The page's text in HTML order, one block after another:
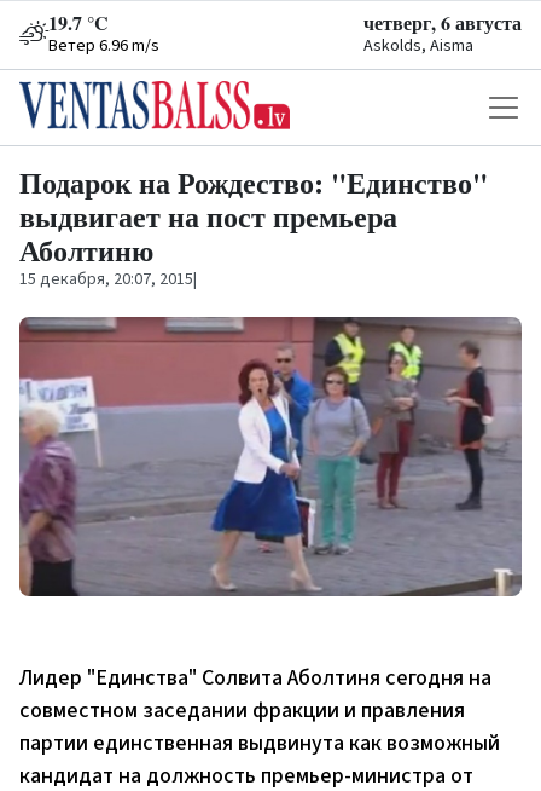
19.7 °C
Ветер 6.96 m/s
четверг, 6 августа
Askolds, Aisma
Подарок на Рождество: "Единство"
выдвигает на пост премьера
Аболтиню
15 декабря, 20:07, 2015|
Лидер "Единства" Солвита Аболтиня сегодня на
совместном заседании фракции и правления
партии единственная выдвинута как возможный
кандидат на должность премьер-министра от